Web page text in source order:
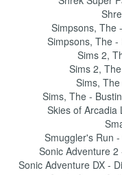
Simpsons, The
Simpsons, The
Sims 2,
Sims 2,
Sims,
Sims, The -
Skies of Arcadia
Smuggler's Run
Sonic Adventure
Sonic Adventure DX -